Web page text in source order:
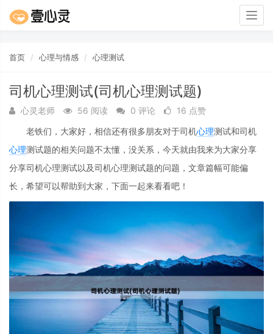
首页 心理与情感 心理测试
司机心理测试(司机心理测试题)
心灵老师 56 阅读 0 评论
16 点赞
老铁们，大家好，相信还有很多朋友对于司机心理测试和司机
心理测试题的相关问题不太懂，没关系，今天就由我来为大家分享
分享司机心理测试以及司机心理测试题的问题，文章篇幅可能偏
长，希望可以帮助到大家，下面一起来看看吧！